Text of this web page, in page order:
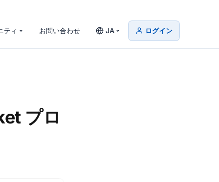
ティ お問い合わせ JA ログイン
プロ